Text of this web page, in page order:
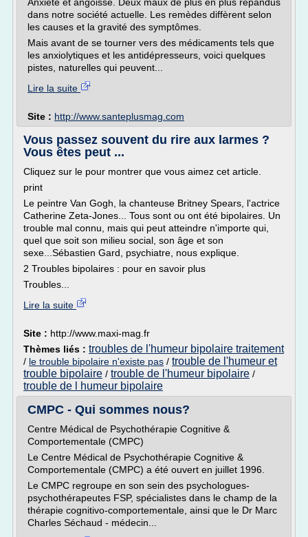
dans notre société actuelle. Les remèdes diffèrent selon
les causes et la gravité des symptômes.
Mais avant de se tourner vers des médicaments tels que
les anxiolytiques et les antidépresseurs, voici quelques
pistes, naturelles qui peuvent...
Lire la suite
Site : http://www.santeplusmag.com
Vous passez souvent du rire aux larmes ?
Vous êtes peut ...
Cliquez sur le pour montrer que vous aimez cet article.
print
Le peintre Van Gogh, la chanteuse Britney Spears, l'actrice
Catherine Zeta-Jones... Tous sont ou ont été bipolaires. Un
trouble mal connu, mais qui peut atteindre n'importe qui,
quel que soit son milieu social, son âge et son
sexe...Sébastien Gard, psychiatre, nous explique.
2 Troubles bipolaires : pour en savoir plus
Troubles...
Lire la suite
Site : http://www.maxi-mag.fr
Thèmes liés : troubles de l'humeur bipolaire traitement
/ le trouble bipolaire n'existe pas / trouble de l'humeur et
trouble bipolaire / trouble de l'humeur bipolaire /
trouble de l humeur bipolaire
CMPC - Qui sommes nous?
Centre Médical de Psychothérapie Cognitive &
Comportementale (CMPC)
Le Centre Médical de Psychothérapie Cognitive &
Comportementale (CMPC) a été ouvert en juillet 1996.
Le CMPC regroupe en son sein des psychologues-
psychothérapeutes FSP, spécialistes dans le champ de la
thérapie cognitivo-comportementale, ainsi que le Dr Marc
Charles Séchaud - médecin...